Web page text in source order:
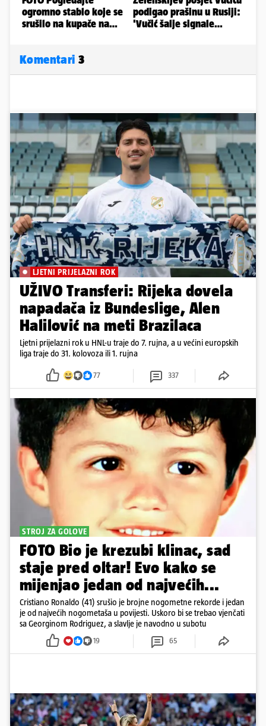
Komentari 3
LJETNI PRIJELAZNI ROK
UŽIVO Transferi: Rijeka dovela
napadača iz Bundeslige, Alen
Halilović na meti Brazilaca
Ljetni prijelazni rok u HNL-u traje do 7. rujna, a u većini europskih
liga traje do 31. kolovoza ili 1. rujna
77 337
STROJ ZA GOLOVE
FOTO Bio je krezubi klinac, sad
staje pred oltar! Evo kako se
mijenjao jedan od najvećih...
Cristiano Ronaldo (41) srušio je brojne nogometne rekorde i jedan
je od najvećih nogometaša u povijesti. Uskoro bi se trebao vjenčati
sa Georginom Rodriguez, a slavlje je navodno u subotu
19 65